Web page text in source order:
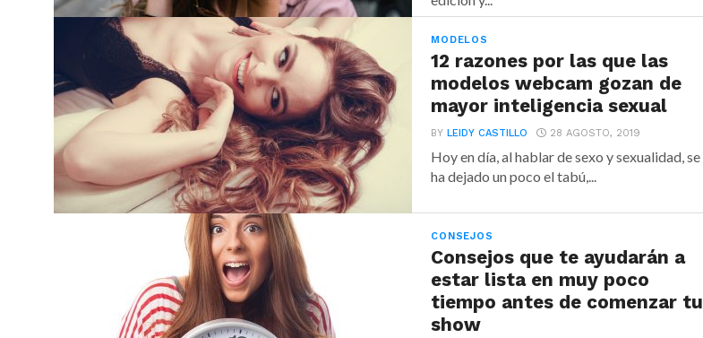
MODELOS
12 razones por las que las
modelos webcam gozan de
mayor inteligencia sexual
BYLEIDY CASTILLO 28 AGOSTO, 2019
Hoy en día, al hablar de sexo y sexualidad, se
ha dejado un poco el tabú,...
CONSEJOS
Consejos que te ayudarán a
estar lista en muy poco
tiempo antes de comenzar tu
show